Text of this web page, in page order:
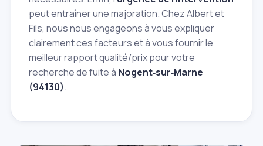
peut entraîner une majoration. Chez Albert et
Fils, nous nous engageons à vous expliquer
clairement ces facteurs et à vous fournir le
meilleur rapport qualité/prix pour votre
recherche de fuite à Nogent‑sur‑Marne
(94130).